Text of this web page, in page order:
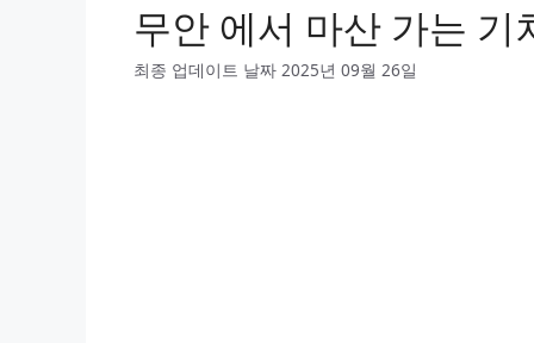
무안 에서 마산 가는 기
최종 업데이트 날짜 2025년 09월 26일